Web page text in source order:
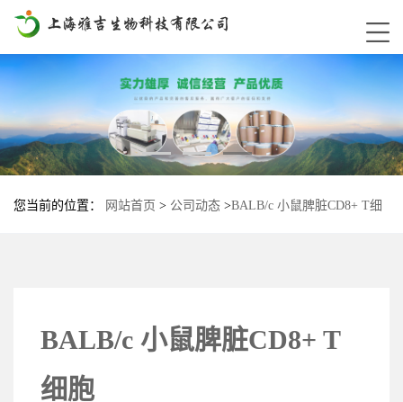
您当前的位置： 网站首页 > 公司动态 >BALB/c 小鼠脾脏CD8+ T细
BALB/c 小鼠脾脏CD8+ T
细胞